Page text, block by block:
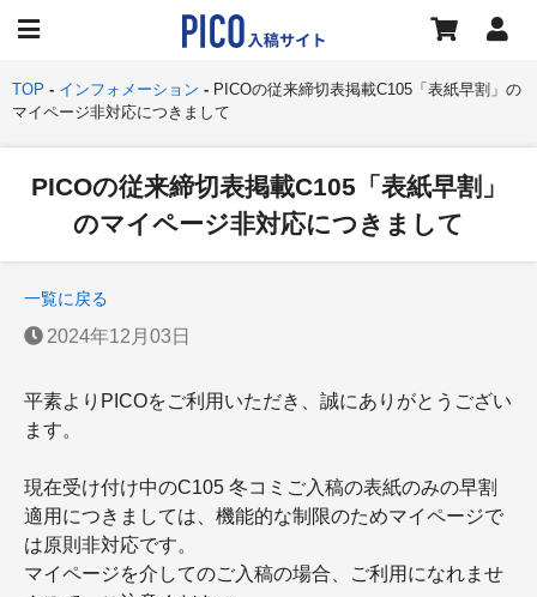
TOP インフォメーション
PICOの従来締切表掲載C105「表紙早割」の
マイページ非対応につきまして
PICOの従来締切表掲載C105「表紙早割」
のマイページ非対応につきまして
一覧に戻る
2024年12月03日
平素よりPICOをご利用いただき、誠にありがとうござい
ます。
現在受け付け中のC105 冬コミご入稿の表紙のみの早割
適用につきましては、機能的な制限のためマイページで
は原則非対応です。
マイページを介してのご入稿の場合、ご利用になれませ